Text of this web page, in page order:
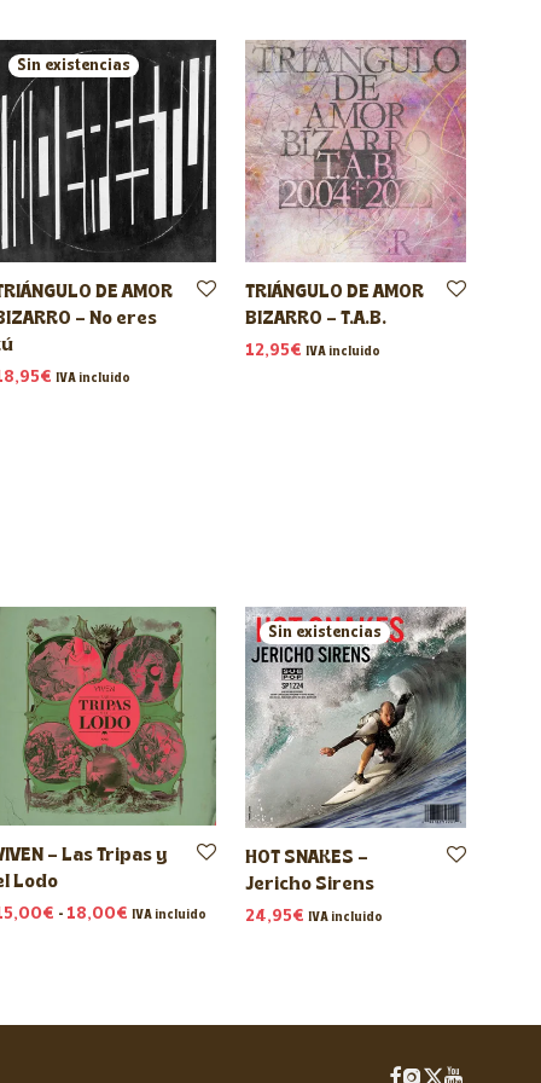
DE AMOR
– No eres
€ IVA incluido
TRIÁNGULO DE AMOR
BIZARRO – T.A.B.
12,95€ IVA incluido
– Las Tripas y
Lodo
€ - 18,00€ Rango de precios: desde 15,00€ hasta 18,00€
IVA incluido
HOT SNAKES –
Jericho Sirens
24,95€ IVA incluido